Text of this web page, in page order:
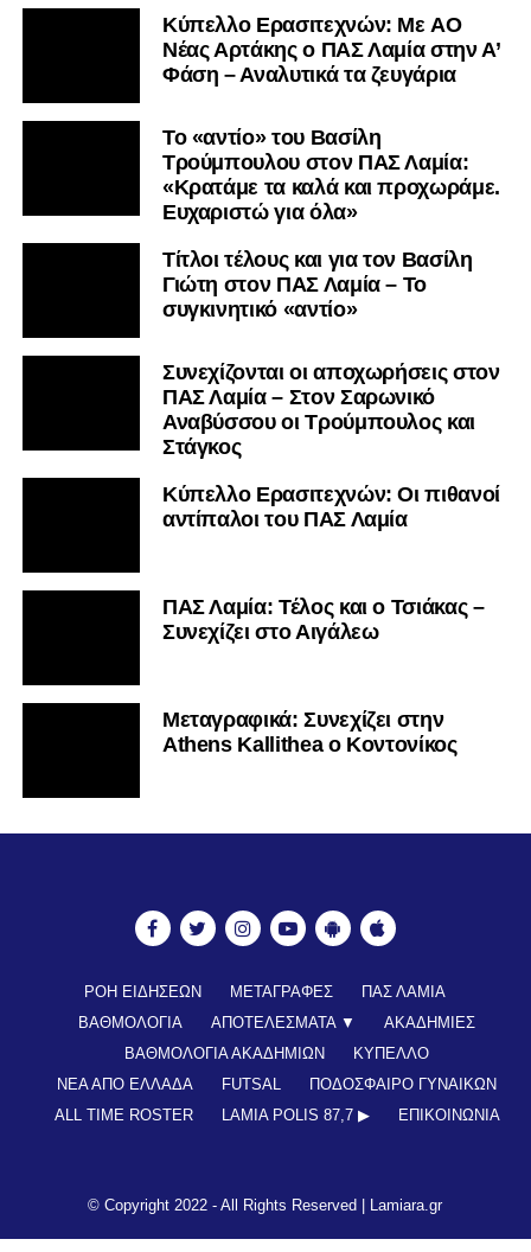
Kύπελλο Ερασιτεχνών: Με AO
Nέας Αρτάκης ο ΠΑΣ Λαμία στην Α’
Φάση – Αναλυτικά τα ζευγάρια
Το «αντίο» του Βασίλη
Τρούμπουλου στον ΠΑΣ Λαμία:
«Κρατάμε τα καλά και προχωράμε.
Ευχαριστώ για όλα»
Τίτλοι τέλους και για τον Βασίλη
Γιώτη στον ΠΑΣ Λαμία – Το
συγκινητικό «αντίο»
Συνεχίζονται οι αποχωρήσεις στον
ΠΑΣ Λαμία – Στον Σαρωνικό
Αναβύσσου οι Τρούμπουλος και
Στάγκος
Κύπελλο Ερασιτεχνών: Οι πιθανοί
αντίπαλοι του ΠΑΣ Λαμία
ΠΑΣ Λαμία: Τέλος και ο Τσιάκας –
Συνεχίζει στο Αιγάλεω
Mεταγραφικά: Συνεχίζει στην
Athens Kallithea ο Κοντονίκος
ΡΟΗ ΕΙΔΗΣΕΩΝ ΜΕΤΑΓΡΑΦΕΣ
ΠΑΣ ΛΑΜΙΑ
ΒΑΘΜΟΛΟΓΙΑ
ΑΠΟΤΕΛΕΣΜΑΤΑ ▼
ΑΚΑΔΗΜΙΕΣ
ΒΑΘΜΟΛΟΓΙΑ ΑΚΑΔΗΜΙΩΝ
ΚΥΠΕΛΛΟ
ΝΕΑ ΑΠΟ ΕΛΛΑΔΑ
FUTSAL
ΠΟΔΟΣΦΑΙΡΟ ΓΥΝΑΙΚΩΝ
ALL TIME ROSTER
LAMIA POLIS 87,7 ▶︎ ΕΠΙΚΟΙΝΩΝΊΑ
© Copyright 2022 - All Rights Reserved | Lamiara.gr